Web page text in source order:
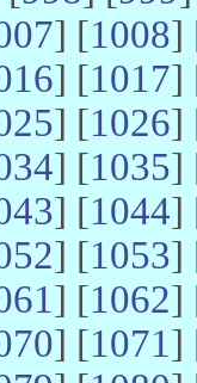
] [1008]
] [1017]
] [1026]
] [1035]
] [1044]
] [1053]
] [1062]
] [1071]